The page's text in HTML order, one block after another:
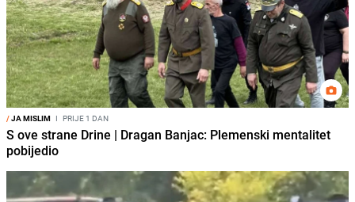
/JA MISLIM I PRIJE 1 DAN
S ove strane Drine | Dragan Banjac: Plemenski mentalitet
pobijedio